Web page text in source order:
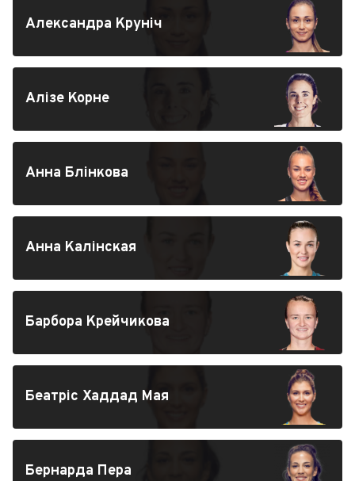
Александра Круніч
Алізе Корне
Анна Блінкова
Анна Калінская
Барбора Крейчикова
Беатріс Хаддад Мая
Бернарда Пера